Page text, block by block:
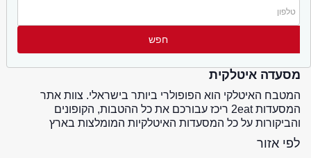
מסעדה איטלקית
המטבח האיטלקי הוא הפופולרי ביותר בישראלי. צוות אתר
המסעדות 2eat ריכז עבורכם את כל ההטבות, הקופונים
והביקורות על כל המסעדות האיטלקיות המומלצות בארץ
לפי אזור